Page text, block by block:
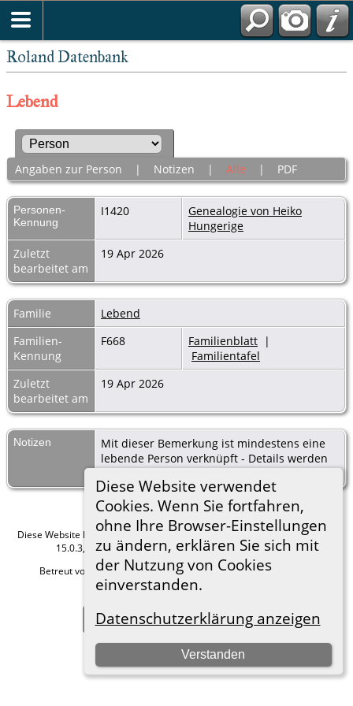
Roland Datenbank
Diese Website verwendet
Cookies. Wenn Sie fortfahren,
ohne Ihre Browser-Einstellungen
zu ändern, erklären Sie sich mit
der Nutzung von Cookies
einverstanden.
Datenschutzerklärung anzeigen
Verstanden
Lebend
Angaben zur Person | Notizen | Alle | PDF
Personen-
Kennung
I1420
Genealogie von Heiko
Hungerige
Zuletzt
bearbeitet am
19 Apr 2026
Familie
Lebend
Familien-
Kennung
F668 Familienblatt |
Familientafel
Zuletzt
bearbeitet am
19 Apr 2026
Notizen
Mit dieser Bemerkung ist mindestens eine
lebende Person verknüpft - Details werden
aus Datenschutzgründen nicht angezeigt.
Diese Website läuft mitThe Next Generation of Genealogy Sitebuilding
15.0.3, programmiert von Darrin Lythgoe © 2001-2026.
Betreut von
Roland zu Dortmund e.V.. | Datenschutzerklärung
Hier geht es zum Impressum
Zur Desktop-Webseite wechseln